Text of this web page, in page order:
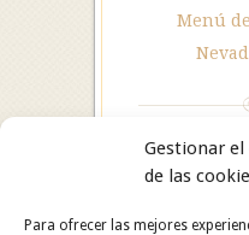
Gestionar
de las
Para ofrecer las mejores
Menú